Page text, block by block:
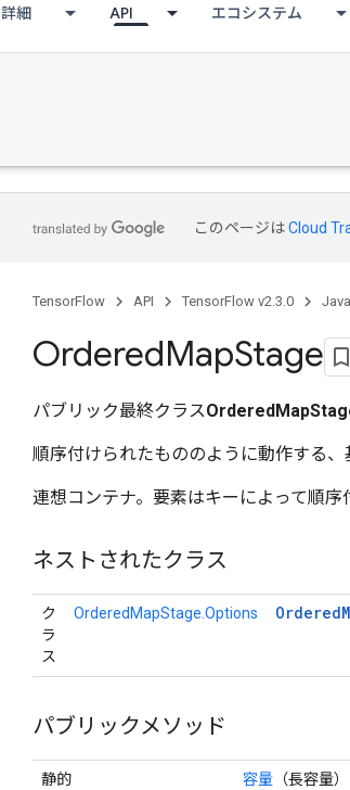
詳細 API エコシステム
このページはCloud
TensorFlow API TensorFlow v2.3.0 Java
OrderedMapStage
パブリック最終クラス
順序付けられたもののように動作する
連想コンテナ。要素はキーによって順序
ネストされたクラス
ク
ラ
ス
OrderedMapStage.Options Ordered
パブリックメソッド
静的
容量 （長容量）